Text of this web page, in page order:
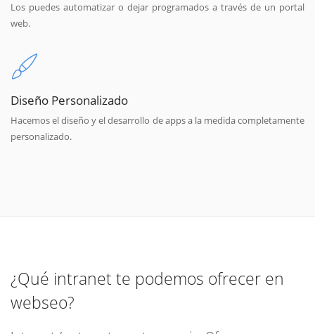
Los puedes automatizar o dejar programados a través de un portal
web.
Diseño Personalizado
Hacemos el diseño y el desarrollo de apps a la medida completamente
personalizado.
¿Qué intranet te podemos ofrecer en
webseo?